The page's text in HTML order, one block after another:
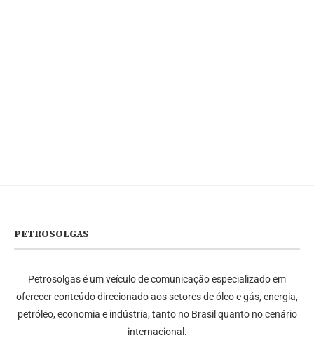
PETROSOLGAS
Petrosolgas é um veículo de comunicação especializado em
oferecer conteúdo direcionado aos setores de óleo e gás, energia,
petróleo, economia e indústria, tanto no Brasil quanto no cenário
internacional.